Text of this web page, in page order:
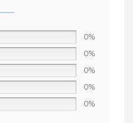
0%
0%
0%
0%
0%